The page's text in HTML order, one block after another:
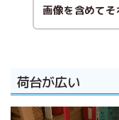
画像を含めてそ
荷台が広い